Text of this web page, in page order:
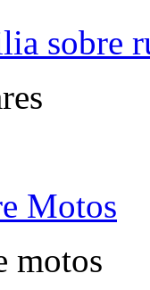
sobre
Motos
motos